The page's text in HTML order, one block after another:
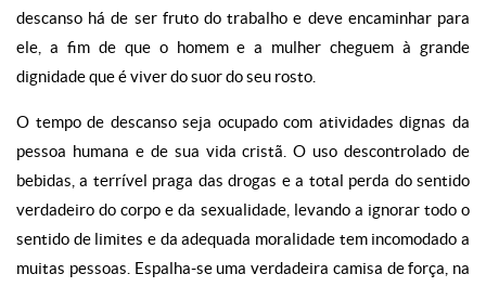
descanso há de ser fruto do trabalho e deve encaminhar para
ele, a fim de que o homem e a mulher cheguem à grande
dignidade que é viver do suor do seu rosto.
O tempo de descanso seja ocupado com atividades dignas da
pessoa humana e de sua vida cristã. O uso descontrolado de
bebidas, a terrível praga das drogas e a total perda do sentido
verdadeiro do corpo e da sexualidade, levando a ignorar todo o
sentido de limites e da adequada moralidade tem incomodado a
muitas pessoas. Espalha-se uma verdadeira camisa de força, na